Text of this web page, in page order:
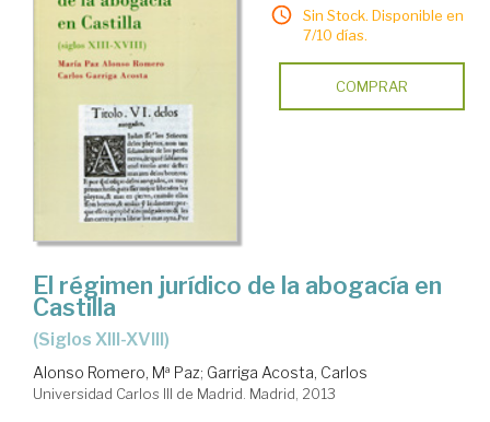
Sin Stock. Disponible en
7/10 días.
COMPRAR
El régimen jurídico de la abogacía en
Castilla
(siglos XIII-XVIII)
Alonso Romero, Mª Paz; Garriga Acosta, Carlos
Universidad Carlos III de Madrid. Madrid, 2013